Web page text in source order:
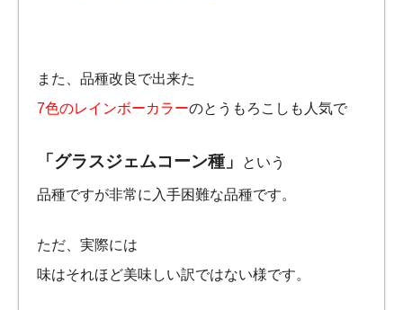
また、品種改良で出来た
7色のレインボーカラーのとうもろこしも人気で
「グラスジェムコーン種」 という
品種ですが非常に入手困難な品種です。
ただ、実際には
味はそれほど美味しい訳ではない様です。